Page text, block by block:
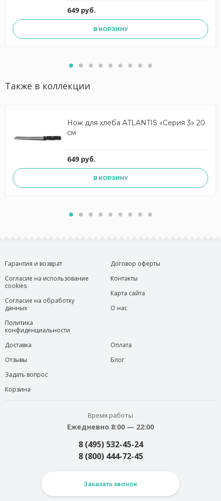
649 руб.
В КОРЗИНУ
Также в коллекции
Нож для хлеба ATLANTIS «Серия 3» 20
см
649 руб.
В КОРЗИНУ
Гарантия и возврат
Согласие на использование
cookies
Согласие на обработку
данных
Политика
конфиденциальности
Договор оферты
Контакты
Карта сайта
О нас
Доставка
Отзывы
Задать вопрос
Корзина
Оплата
Блог
Время работы
Ежедневно 8:00 — 22:00
8 (495) 532-45-24
8 (800) 444-72-45
Заказать звонок